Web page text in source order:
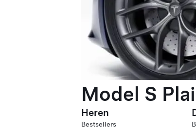
Model S
Heren
Bestsellers